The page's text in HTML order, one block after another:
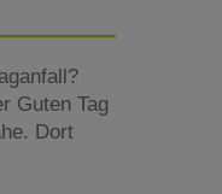
Guten Tag
Dort